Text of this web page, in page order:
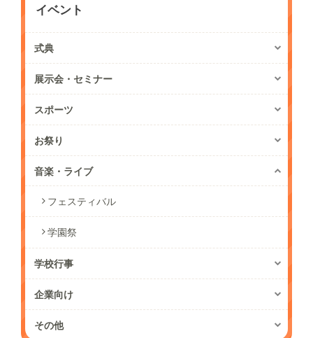
イベント
式典
展示会・セミナー
スポーツ
お祭り
音楽・ライブ
フェスティバル
学園祭
学校行事
企業向け
その他